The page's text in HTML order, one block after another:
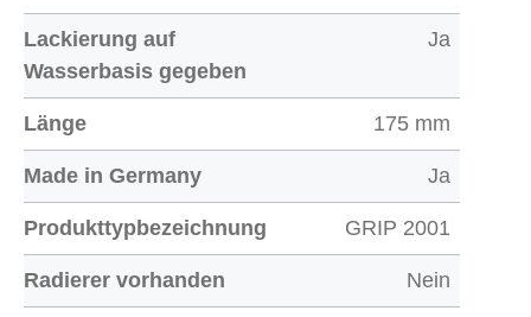
Lackierung auf
Wasserbasis gegeben
Ja
Länge 175 mm
Made in Germany Ja
Produkttypbezeichnung GRIP 2001
Radierer vorhanden Nein